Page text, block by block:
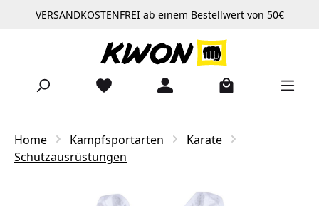
Zum Hauptinhalt springen
VERSANDKOSTENFREI ab einem Bestellwert von 50€
Home Kampfsportarten
Karate
Schutzausrüstungen
Bildergalerie überspringen